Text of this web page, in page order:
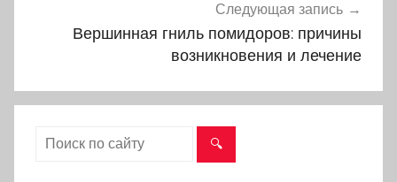
Следующая запись
Вершинная гниль помидоров: причины
возникновения и лечение